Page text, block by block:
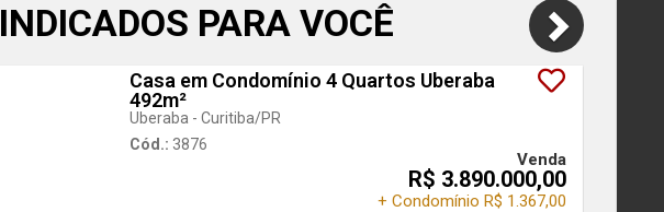
INDICADOS PARA VOCÊ
Casa em Condomínio 4 Quartos Uberaba
492m²
Uberaba - Curitiba/PR
Cód.: 3876
Venda
R$ 3.890.000,00
+ Condomínio R$ 1.367,00